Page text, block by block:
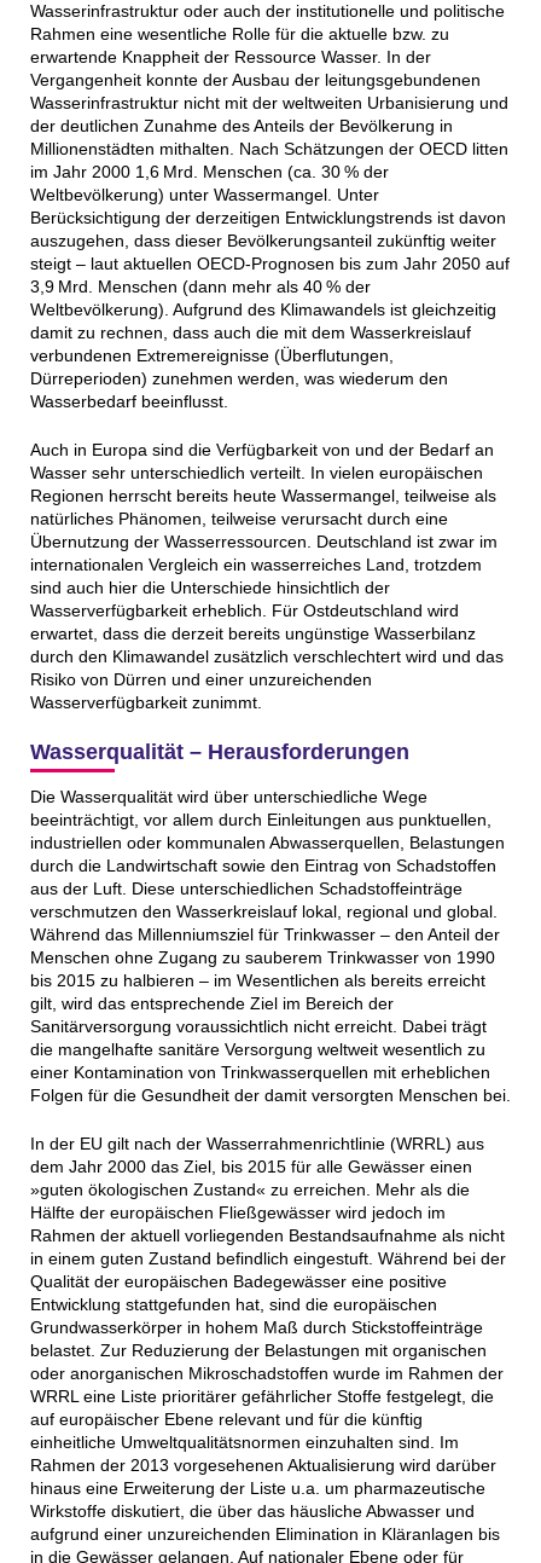
Wasserinfrastruktur oder auch der institutionelle und politische
Rahmen eine wesentliche Rolle für die aktuelle bzw. zu
erwartende Knappheit der Ressource Wasser. In der
Vergangenheit konnte der Ausbau der leitungsgebundenen
Wasserinfrastruktur nicht mit der weltweiten Urbanisierung und
der deutlichen Zunahme des Anteils der Bevölkerung in
Millionenstädten mithalten. Nach Schätzungen der OECD litten
im Jahr 2000 1,6 Mrd. Menschen (ca. 30 % der
Weltbevölkerung) unter Wassermangel. Unter
Berücksichtigung der derzeitigen Entwicklungstrends ist davon
auszugehen, dass dieser Bevölkerungsanteil zukünftig weiter
steigt – laut aktuellen OECD-Prognosen bis zum Jahr 2050 auf
3,9 Mrd. Menschen (dann mehr als 40 % der
Weltbevölkerung). Aufgrund des Klimawandels ist gleichzeitig
damit zu rechnen, dass auch die mit dem Wasserkreislauf
verbundenen Extremereignisse (Überflutungen,
Dürreperioden) zunehmen werden, was wiederum den
Wasserbedarf beeinflusst.
Auch in Europa sind die Verfügbarkeit von und der Bedarf an
Wasser sehr unterschiedlich verteilt. In vielen europäischen
Regionen herrscht bereits heute Wassermangel, teilweise als
natürliches Phänomen, teilweise verursacht durch eine
Übernutzung der Wasserressourcen. Deutschland ist zwar im
internationalen Vergleich ein wasserreiches Land, trotzdem
sind auch hier die Unterschiede hinsichtlich der
Wasserverfügbarkeit erheblich. Für Ostdeutschland wird
erwartet, dass die derzeit bereits ungünstige Wasserbilanz
durch den Klimawandel zusätzlich verschlechtert wird und das
Risiko von Dürren und einer unzureichenden
Wasserverfügbarkeit zunimmt.
Wasserqualität – Herausforderungen
Die Wasserqualität wird über unterschiedliche Wege
beeinträchtigt, vor allem durch Einleitungen aus punktuellen,
industriellen oder kommunalen Abwasserquellen, Belastungen
durch die Landwirtschaft sowie den Eintrag von Schadstoffen
aus der Luft. Diese unterschiedlichen Schadstoffeinträge
verschmutzen den Wasserkreislauf lokal, regional und global.
Während das Millenniumsziel für Trinkwasser – den Anteil der
Menschen ohne Zugang zu sauberem Trinkwasser von 1990
bis 2015 zu halbieren – im Wesentlichen als bereits erreicht
gilt, wird das entsprechende Ziel im Bereich der
Sanitärversorgung voraussichtlich nicht erreicht. Dabei trägt
die mangelhafte sanitäre Versorgung weltweit wesentlich zu
einer Kontamination von Trinkwasserquellen mit erheblichen
Folgen für die Gesundheit der damit versorgten Menschen bei.
In der EU gilt nach der Wasserrahmenrichtlinie (WRRL) aus
dem Jahr 2000 das Ziel, bis 2015 für alle Gewässer einen
»guten ökologischen Zustand« zu erreichen. Mehr als die
Hälfte der europäischen Fließgewässer wird jedoch im
Rahmen der aktuell vorliegenden Bestandsaufnahme als nicht
in einem guten Zustand befindlich eingestuft. Während bei der
Qualität der europäischen Badegewässer eine positive
Entwicklung stattgefunden hat, sind die europäischen
Grundwasserkörper in hohem Maß durch Stickstoffeinträge
belastet. Zur Reduzierung der Belastungen mit organischen
oder anorganischen Mikroschadstoffen wurde im Rahmen der
WRRL eine Liste prioritärer gefährlicher Stoffe festgelegt, die
auf europäischer Ebene relevant und für die künftig
einheitliche Umweltqualitätsnormen einzuhalten sind. Im
Rahmen der 2013 vorgesehenen Aktualisierung wird darüber
hinaus eine Erweiterung der Liste u.a. um pharmazeutische
Wirkstoffe diskutiert, die über das häusliche Abwasser und
aufgrund einer unzureichenden Elimination in Kläranlagen bis
in die Gewässer gelangen. Auf nationaler Ebene oder für